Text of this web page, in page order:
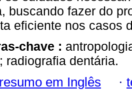
buscando fazer do
eficiente nos casos
chave :
radiografia dentária.
resumo em Inglês ·